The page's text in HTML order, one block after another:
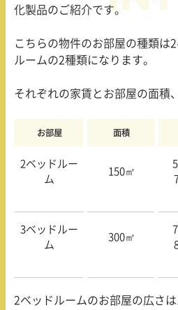
化製品のご紹介です。
こちらの物件のお部屋の種類は2
ルームの2種類になります。
それぞれの家賃とお部屋の面積
お部屋 面積
2ベッドルー
ム
150㎡
3ベッドルー
ム
300㎡
2ベッドルームのお部屋の広さは